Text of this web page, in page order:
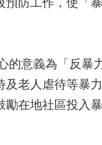
的意義為「反暴
及老人虐待等暴
勵在地社區投入